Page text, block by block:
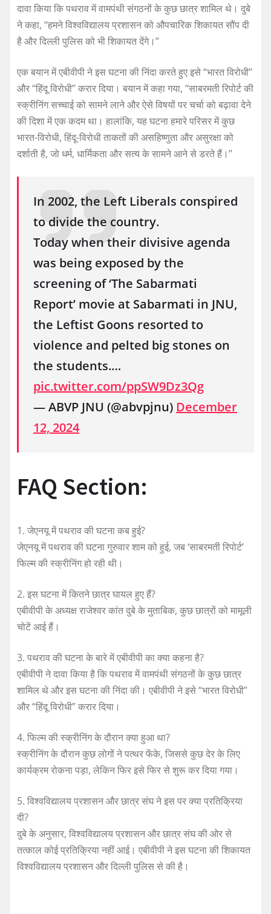
दावा किया कि पथराव में वामपंथी संगठनों के कुछ छात्र शामिल थे। दुबे
ने कहा, ‘‘हमने विश्वविद्यालय प्रशासन को औपचारिक शिकायत सौंप दी
है और दिल्ली पुलिस को भी शिकायत देंगे।’’
एक बयान में एबीवीपी ने इस घटना की निंदा करते हुए इसे ‘‘भारत विरोधी’’
और ‘‘हिंदू विरोधी’’ करार दिया। बयान में कहा गया, ‘‘साबरमती रिपोर्ट की
स्क्रीनिंग सच्चाई को सामने लाने और ऐसे विषयों पर चर्चा को बढ़ावा देने
की दिशा में एक कदम था। हालांकि, यह घटना हमारे परिसर में कुछ
भारत-विरोधी, हिंदू-विरोधी ताकतों की असहिष्णुता और असुरक्षा को
दर्शाती है, जो धर्म, धार्मिकता और सत्य के सामने आने से डरते हैं।’’
In 2002, the Left Liberals conspired
to divide the country.
Today when their divisive agenda
was being exposed by the
screening of ‘The Sabarmati
Report’ movie at Sabarmati in JNU,
the Leftist Goons resorted to
violence and pelted big stones on
the students.…
pic.twitter.com/ppSW9Dz3Qg
— ABVP JNU (@abvpjnu) December
12, 2024
FAQ Section:
1. जेएनयू में पथराव की घटना कब हुई?
जेएनयू में पथराव की घटना गुरुवार शाम को हुई, जब ‘साबरमती रिपोर्ट’
फिल्म की स्क्रीनिंग हो रही थी।
2. इस घटना में कितने छात्र घायल हुए हैं?
एबीवीपी के अध्यक्ष राजेश्वर कांत दुबे के मुताबिक, कुछ छात्रों को मामूली
चोटें आई हैं।
3. पथराव की घटना के बारे में एबीवीपी का क्या कहना है?
एबीवीपी ने दावा किया है कि पथराव में वामपंथी संगठनों के कुछ छात्र
शामिल थे और इस घटना की निंदा की। एबीवीपी ने इसे “भारत विरोधी”
और “हिंदू विरोधी” करार दिया।
4. फिल्म की स्क्रीनिंग के दौरान क्या हुआ था?
स्क्रीनिंग के दौरान कुछ लोगों ने पत्थर फेंके, जिससे कुछ देर के लिए
कार्यक्रम रोकना पड़ा, लेकिन फिर इसे फिर से शुरू कर दिया गया।
5. विश्वविद्यालय प्रशासन और छात्र संघ ने इस पर क्या प्रतिक्रिया
दी?
दुबे के अनुसार, विश्वविद्यालय प्रशासन और छात्र संघ की ओर से
तत्काल कोई प्रतिक्रिया नहीं आई। एबीवीपी ने इस घटना की शिकायत
विश्वविद्यालय प्रशासन और दिल्ली पुलिस से की है।